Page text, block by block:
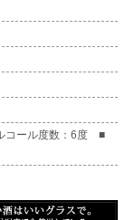
コール度数：6度 ■